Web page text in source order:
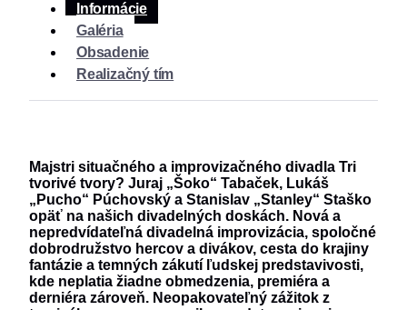
Informácie
Galéria
Obsadenie
Realizačný tím
Majstri situačného a improvizačného divadla Tri
tvorivé tvory? Juraj „Šoko“ Tabaček, Lukáš
„Pucho“ Púchovský a Stanislav „Stanley“ Staško
opäť na našich divadelných doskách. Nová a
nepredvídateľná divadelná improvizácia, spoločné
dobrodružstvo hercov a divákov, cesta do krajiny
fantázie a temných zákutí ľudskej predstavivosti,
kde neplatia žiadne obmedzenia, premiéra a
derniéra zároveň. Neopakovateľný zážitok z